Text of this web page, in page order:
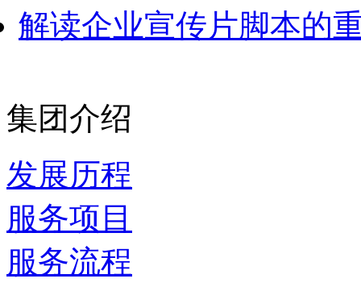
解读企业宣传片脚本的
集团介绍
发展历程
服务项目
服务流程